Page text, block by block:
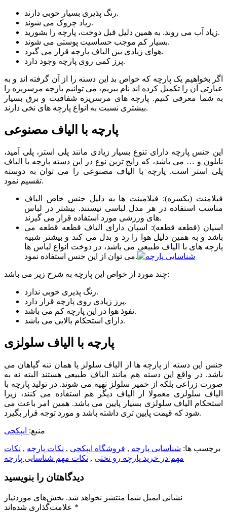
رنگ پذیری بسیار خوبی دارند.
زیاد چروک می شوند.
زیاد آب می روند. به همین دلیل قبل دوخت، پارچه را بشورید.
بسیار کم موجب حساسیت پوستی می شوند.
هوای زیادی بین الیاف پارچه قرار می گیرد.
پرز کمی روی پارچه وجود دارد.
اگر بخواهیم یک پارچه که خواص بد این دسته را از آن گرفته اند و به
عبارتی آن را تکمیل کرده اند نام ببریم، می توانیم پارچه مرسریزه را
به شما معرفی کنیم. پارچه های مرسریزه شفافیت و برق بسیار
بیشتری نسبت به انواع پارچه های نخی دارند.
پارچه با الیاف مصنوعی
این جنس پارچه دارای تنوع بسیار زیادی مانند پلی استر، پلی آمید،
نایلون و … می باشد، که رایج ترین نوع در این دسته پارچه با الیاف
پلی استر است. پارچه با الیاف مصنوعی را می توان به دوسته
تقسیم نمود.
فیلامنت (یکسره): فیلامینت ها به دلیل جنس خاص الیاف
مناسب استفاده در هر مدل لباسی نیستند. بیشتر در لباس
های ورزشی مورد استفاده قرار می گیرند.
اسپان (قطعه قطعه): اسپان دارای الیاف قطعه قطعه می
باشد و به همین دلیل هوا را رد و بدل می کند و بیشتر شبیه
پارچه های با الیاف طبیعی می باشد، در دوخت انواع لباس ها
می توان از این جنس استفاده نمود.
چند مورد از خواص این پارچه به شرح زیر می باشد:
رنگ پذیری خوبی ندارد.
پرز زیادی روی پارچه قرار دارد.
نفوذ هوا در این پارچه کم می باشد.
دارای استحکام بالایی می باشد.
پارچه با الیاف سلولزی
جنس این دسته از پارچه ها از الیاف سلولز یا همان تنه گیاهان می
باشد. در واقع این دسته هم مانند الیاف طبیعی هستند البته نه به
صورت زراعی بلکه از خمیر سلولز تهیه می شوند. در تولید پارچه با
الیاف سلولزی معمولا از الیاف دیگر هم استفاده می کنند، زیرا
استحکام الیاف سلولزی بسیار پایین می باشد. همین امر باعث می
شود که قیمت پایین تری داشته باشد و مورد توجه قرار بگیرد.
منبع: ایپکچی
برچسب ها: شناسایی پارچه , فروشگاه ایپکچی , نکات پارچه , نکات
مهم در خرید پارچه رو تختی , نکات مهم شناسایی پارچه
دیدگاهتان را بنویسید
نشانی ایمیل شما منتشر نخواهد شد. بخش‌های موردنیاز
*